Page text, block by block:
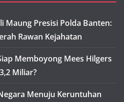
Maung Presisi Polda Banten:
Rawan Kejahatan
Memboyong Mees Hilgers
Miliar?
Menuju Keruntuhan